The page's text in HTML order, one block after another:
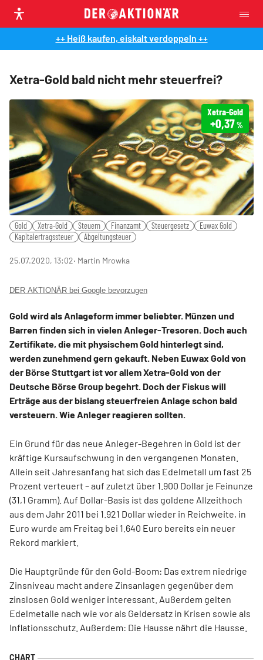
++ Heiß kaufen, eiskalt verdoppeln ++
Xetra-Gold bald nicht mehr steuerfrei?
Xetra-Gold
+0,37 %
Gold Xetra-Gold Steuern Finanzamt Steuergesetz
Euwax Gold
Kapitalertragssteuer
Abgeltungsteuer
25.07.2020, 13:02‧ Martin Mrowka
DER AKTIONÄR bei Google bevorzugen
Gold wird als Anlageform immer beliebter. Münzen und
Barren finden sich in vielen Anleger-Tresoren. Doch auch
Zertifikate, die mit physischem Gold hinterlegt sind,
werden zunehmend gern gekauft. Neben Euwax Gold von
der Börse Stuttgart ist vor allem Xetra-Gold von der
Deutsche Börse Group begehrt. Doch der Fiskus will
Erträge aus der bislang steuerfreien Anlage schon bald
versteuern. Wie Anleger reagieren sollten.
Ein Grund für das neue Anleger-Begehren in Gold ist der
kräftige Kursaufschwung in den vergangenen Monaten.
Allein seit Jahresanfang hat sich das Edelmetall um fast 25
Prozent verteuert – auf zuletzt über 1.900 Dollar je Feinunze
(31,1 Gramm). Auf Dollar-Basis ist das goldene Allzeithoch
aus dem Jahr 2011 bei 1.921 Dollar wieder in Reichweite, in
Euro wurde am Freitag bei 1.640 Euro bereits ein neuer
Rekord markiert.
Die Hauptgründe für den Gold-Boom: Das extrem niedrige
Zinsniveau macht andere Zinsanlagen gegenüber dem
zinslosen Gold weniger interessant. Außerdem gelten
Edelmetalle nach wie vor als Geldersatz in Krisen sowie als
Inflationsschutz. Außerdem: Die Hausse nährt die Hausse.